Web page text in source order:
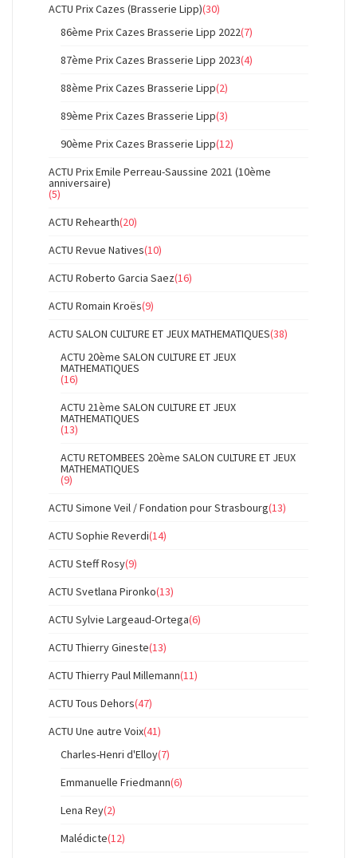
ACTU Prix Cazes (Brasserie Lipp)(30)
86ème Prix Cazes Brasserie Lipp 2022(7)
87ème Prix Cazes Brasserie Lipp 2023(4)
88ème Prix Cazes Brasserie Lipp(2)
89ème Prix Cazes Brasserie Lipp(3)
90ème Prix Cazes Brasserie Lipp(12)
ACTU Prix Emile Perreau-Saussine 2021 (10ème
anniversaire)
(5)
ACTU Rehearth(20)
ACTU Revue Natives(10)
ACTU Roberto Garcia Saez(16)
ACTU Romain Kroës(9)
ACTU SALON CULTURE ET JEUX MATHEMATIQUES(38)
ACTU 20ème SALON CULTURE ET JEUX
MATHEMATIQUES
(16)
ACTU 21ème SALON CULTURE ET JEUX
MATHEMATIQUES
(13)
ACTU RETOMBEES 20ème SALON CULTURE ET JEUX
MATHEMATIQUES
(9)
ACTU Simone Veil / Fondation pour Strasbourg(13)
ACTU Sophie Reverdi(14)
ACTU Steff Rosy(9)
ACTU Svetlana Pironko(13)
ACTU Sylvie Largeaud-Ortega(6)
ACTU Thierry Gineste(13)
ACTU Thierry Paul Millemann(11)
ACTU Tous Dehors(47)
ACTU Une autre Voix(41)
Charles-Henri d'Elloy(7)
Emmanuelle Friedmann(6)
Lena Rey(2)
Malédicte(12)